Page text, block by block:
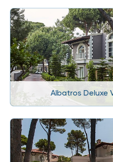
Albatros Deluxe